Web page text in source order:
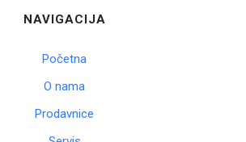
NAVIGACIJA
Početna
O nama
Prodavnice